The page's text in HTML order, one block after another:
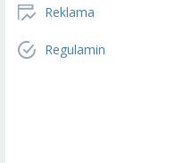
Reklama
Regulamin